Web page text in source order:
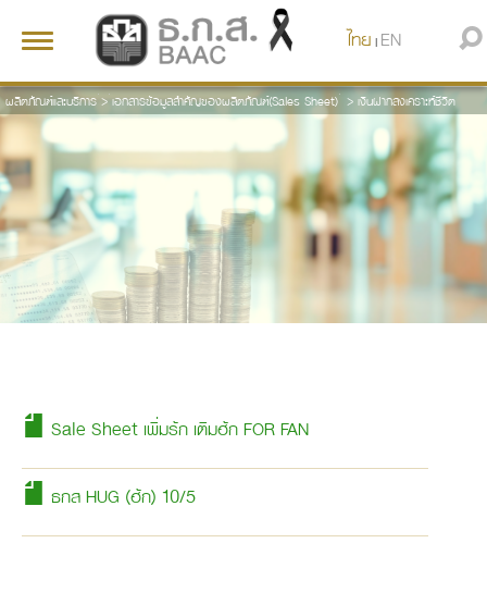
Toggle
ไทย | EN
ผลิตภัณฑ์และบริการ > เอกสารข้อมูลสำคัญของผลิตภัณฑ์(Sales Sheet) > เงินฝากสงเคราะห์ชีวิต
Sale Sheet เพิ่มรัก เติมฮัก FOR FAN
ธกส HUG (ฮัก) 10/5